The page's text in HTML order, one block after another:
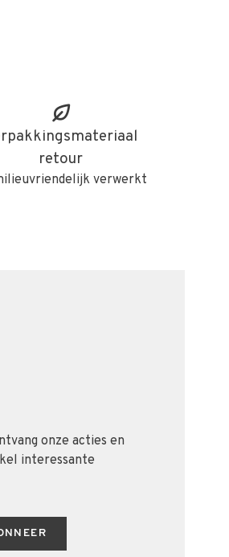
retour
verwerkt
onze acties en
interessante